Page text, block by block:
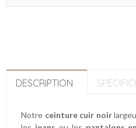
DESCRIPTION
Notre ceinture cuir noir